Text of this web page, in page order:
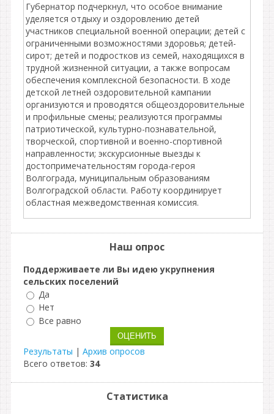
Губернатор подчеркнул, что особое внимание
уделяется отдыху и оздоровлению детей
участников специальной военной операции; детей с
ограниченными возможностями здоровья; детей-
сирот; детей и подростков из семей, находящихся в
трудной жизненной ситуации, а также вопросам
обеспечения комплексной безопасности. В ходе
детской летней оздоровительной кампании
организуются и проводятся общеоздоровительные
и профильные смены; реализуются программы
патриотической, культурно-познавательной,
творческой, спортивной и военно-спортивной
направленности; экскурсионные выезды к
достопримечательностям города-героя
Волгограда, муниципальным образованиям
Волгоградской области. Работу координирует
областная межведомственная комиссия.
Наш опрос
Поддерживаете ли Вы идею укрупнения
сельских поселений
Да
Нет
Все равно
Результаты | Архив опросов
Всего ответов: 34
Статистика